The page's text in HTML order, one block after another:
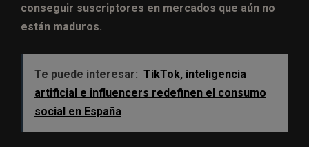
conseguir suscriptores en mercados que aún no
están maduros.
Te puede interesar: TikTok, inteligencia
artificial e influencers redefinen el consumo
social en España